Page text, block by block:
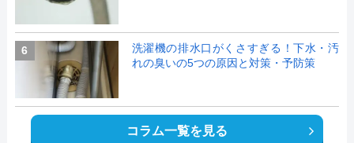
6
洗濯機の排水口がくさすぎる！下水・汚
れの臭いの5つの原因と対策・予防策
コラム一覧を見る